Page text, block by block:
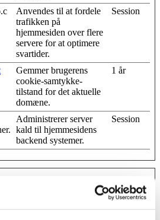
Anvendes til at fordele
trafikken på
hjemmesiden over flere
servere for at optimere
svartider.
Session
Gemmer brugerens
cookie-samtykke-
tilstand for det aktuelle
domæne.
1 år
Administrerer server
kald til hjemmesidens
backend systemer.
Session
muligt for en hjemmeside at huske